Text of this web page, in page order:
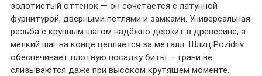
золотистый оттенок — он сочетается с латунной
фурнитурой, дверными петлями и замками. Универсальная
резьба с крупным шагом надёжно держит в древесине, а
мелкий шаг на конце цепляется за металл. Шлиц Pozidriv
обеспечивает плотную посадку биты — грани не
слизываются даже при высоком крутящем моменте.